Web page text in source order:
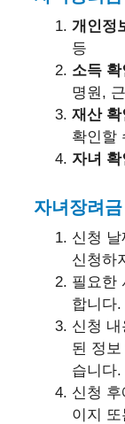
개인정
등
소득 확
명원,
재산 확
확인할
자녀 확
자녀장려
신청
신청하
필요한
합니다.
신청
된 정
습니다.
신청
이지